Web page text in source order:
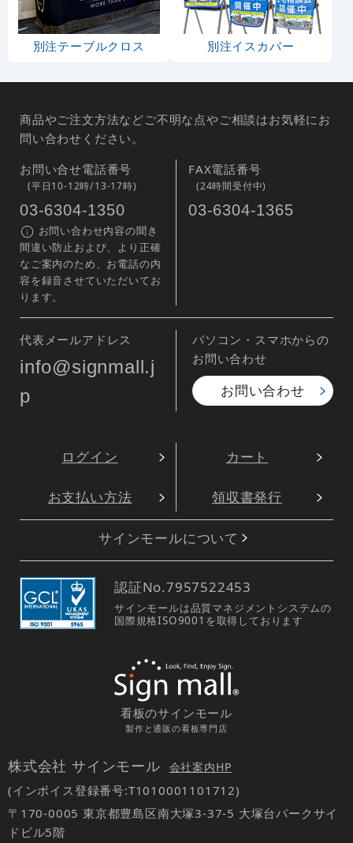
別注テーブルクロス 別注イスカバー
商品やご注文方法などご不明な点やご相談はお気軽にお
問い合わせください。
お問い合せ電話番号
(平日10-12時/13-17時)
03-6304-1350
お問い合わせ内容の聞き
間違い防止および、より正確
なご案内のため、お電話の内
容を録音させていただいてお
ります。
FAX電話番号
(24時間受付中)
03-6304-1365
代表メールアドレス
info@signmall.j
p
パソコン・スマホからの
お問い合わせ
お問い合わせ
ログイン カート
お支払い方法 領収書発行
サインモールについて
認証No.7957522453
サインモールは品質マネジメントシステムの
国際規格ISO9001を取得しております
看板のサインモール
製作と通販の看板専門店
株式会社 サインモール 会社案内HP
(インボイス登録番号:T1010001101712)
〒170-0005 東京都豊島区南大塚3-37-5 大塚台パークサイ
ドビル5階